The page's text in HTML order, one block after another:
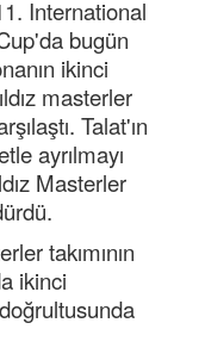
International
bugün
ikinci
masterler
Talat'ın
ayrılmayı
Masterler
takımının
ikinci